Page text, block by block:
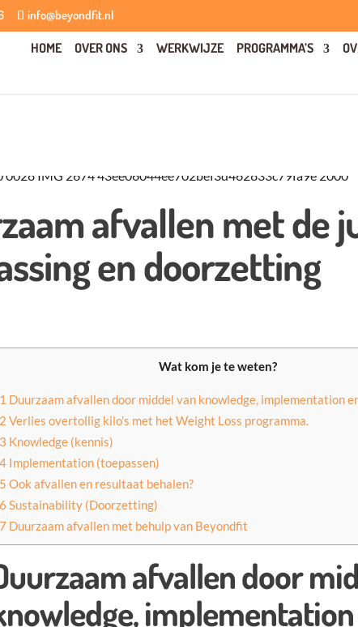
info@beyondfit.nl
HOME OVER ONS WERKWIJZE PROGRAMMA’S
afvallen met de
en doorzetting
Wat kom je te weten?
1 Duurzaam afvallen door middel van knowledge, implementation
2 Verlies overtollig kilo's met het Weight Loss programma.
3 Knowledge (kennis)
4 Implementation (toepassen)
5 Ook afvallen en resultaat behalen?
6 Sustainability (Doorzetting)
7 Duurzaam afvallen met behulp van Beyondfit
afvallen door